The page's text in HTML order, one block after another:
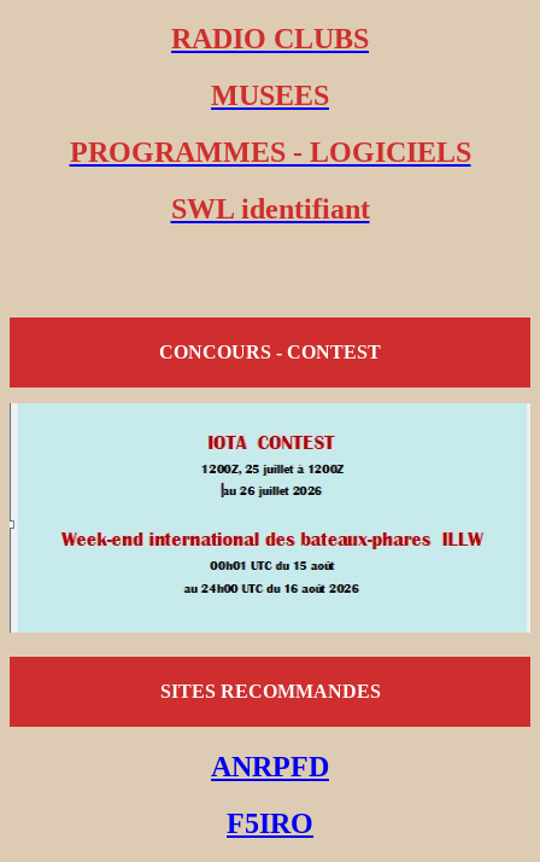
RADIO CLUBS
MUSEES
PROGRAMMES - LOGICIELS
SWL identifiant
CONCOURS - CONTEST
SITES RECOMMANDES
ANRPFD
F5IRO